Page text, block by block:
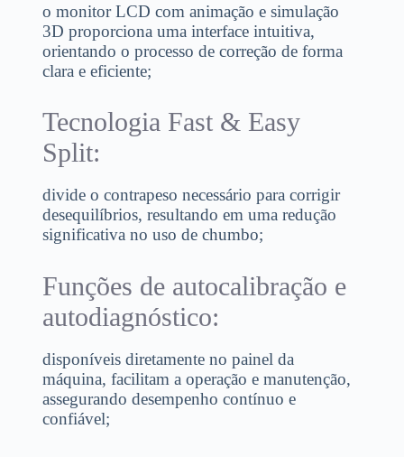
o monitor LCD com animação e simulação
3D proporciona uma interface intuitiva,
orientando o processo de correção de forma
clara e eficiente;
Tecnologia Fast & Easy
Split:
divide o contrapeso necessário para corrigir
desequilíbrios, resultando em uma redução
significativa no uso de chumbo;
Funções de autocalibração e
autodiagnóstico:
disponíveis diretamente no painel da
máquina, facilitam a operação e manutenção,
assegurando desempenho contínuo e
confiável;